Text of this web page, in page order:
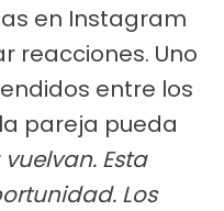
en Instagram
reacciones. Uno
entre los
pareja pueda
Esta
Los